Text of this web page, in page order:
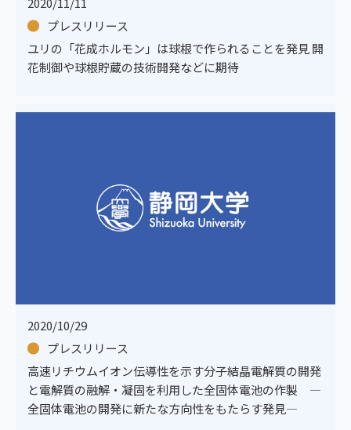
プレスリリース
ユリの「花成ホルモン」は球根で作られることを発見 開
花制御や球根貯蔵の技術開発などに期待
2020/10/29
プレスリリース
高速リチウムイオン伝導性を示す分子結晶電解質の開発
と電解質の融解・凝固を利用した全固体電池の作製 ―
全固体電池の開発に新たな方向性をもたらす発見―